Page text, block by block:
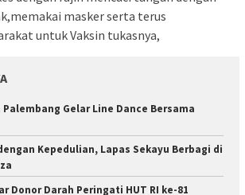
masker serta terus
untuk Vaksin tukasnya,
Gelar Line Dance Bersama
Kepedulian, Lapas Sekayu Berbagi di
Donor Darah Peringati HUT RI ke-81